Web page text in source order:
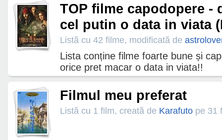
TOP filme capodopere -
cel putin o data in viata
Listă cu 42 filme, modificată de
Lista conține filme foarte bune și
orice pret macar o data in viata!!
Filmul meu preferat
Listă cu 1 film, creată de Karafuto pe 31